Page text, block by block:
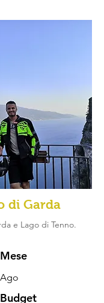
di Garda
e Lago di Tenno.
Mese
Ago
Budget